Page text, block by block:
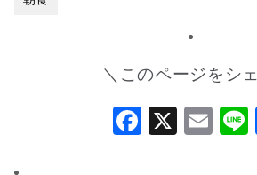
＼このページをシ
X